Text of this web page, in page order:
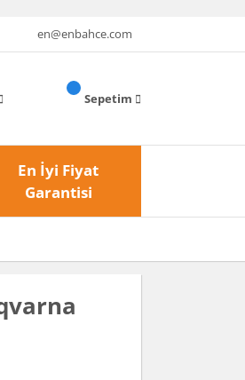
en@enbahce.com
Sepetim
En İyi Fiyat
Garantisi